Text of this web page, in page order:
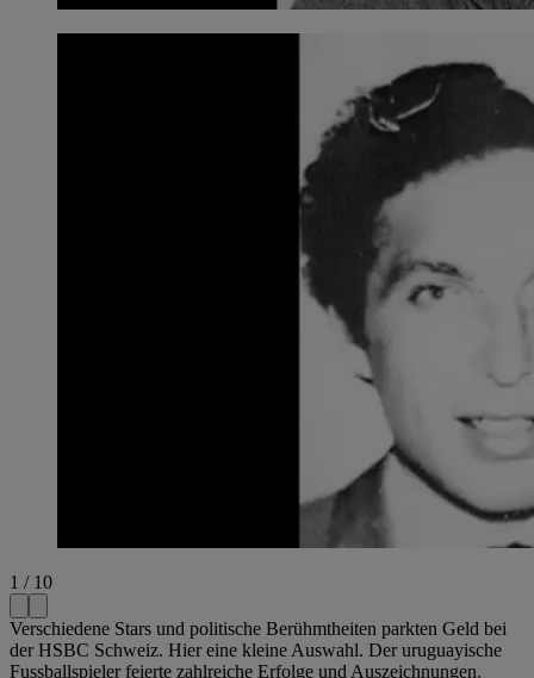
1 / 10
Verschiedene Stars und politische Berühmtheiten parkten Geld bei
der HSBC Schweiz. Hier eine kleine Auswahl. Der uruguayische
Fussballspieler feierte zahlreiche Erfolge und Auszeichnungen.